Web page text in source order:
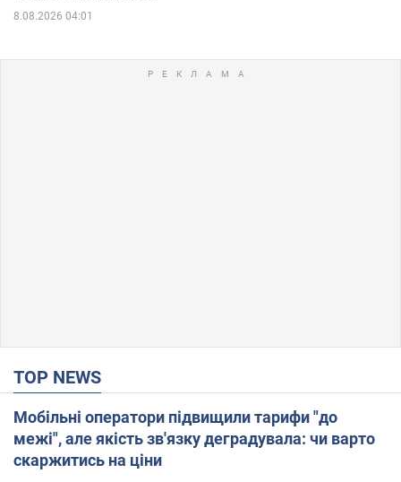
8.08.2026 04:01
TOP NEWS
Мобільні оператори підвищили тарифи "до
межі", але якість зв'язку деградувала: чи варто
скаржитись на ціни